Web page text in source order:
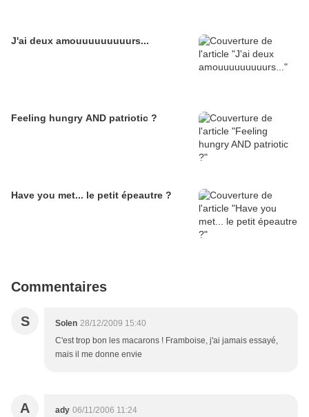
J'ai deux amouuuuuuuuurs...
Feeling hungry AND patriotic ?
Have you met... le petit épeautre ?
Commentaires
S Solen 28/12/2009 15:40
C'est trop bon les macarons ! Framboise, j'ai jamais essayé,
mais il me donne envie
A ady 06/11/2006 11:24